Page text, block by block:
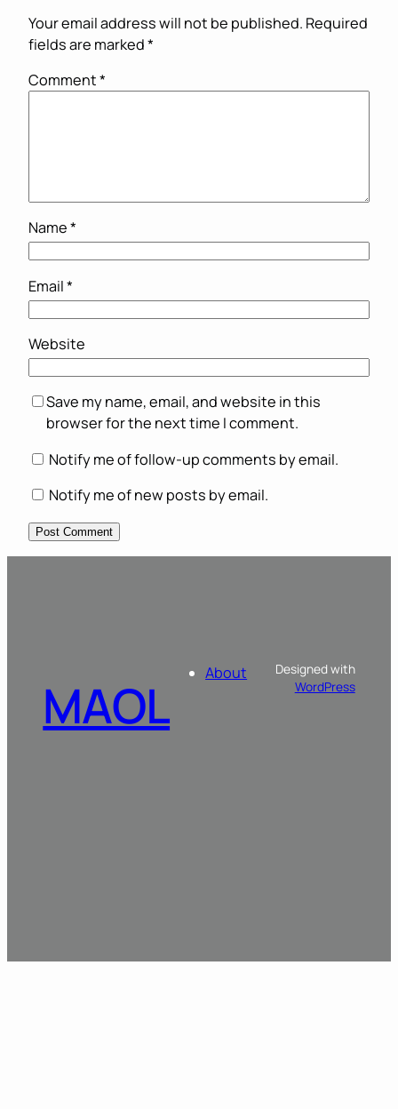
Your email address will not be published. Required
fields are marked*
Comment*
Name*
Email*
Website
Save my name, email, and website in this
browser for the next time I comment.
Notify me of follow-up comments by email.
Notify me of new posts by email.
MAOL About
Designed with
WordPress